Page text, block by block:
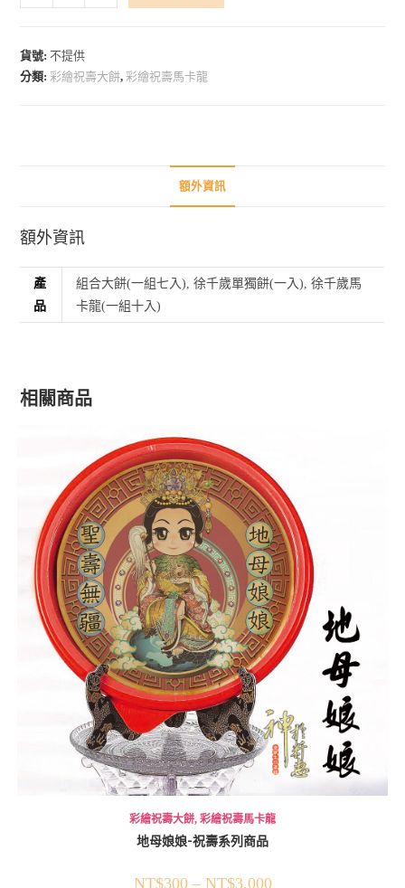
貨號:不提供
分類:彩繪祝壽大餅,彩繪祝壽馬卡龍
額外資訊
額外資訊
產
品
組合大餅(一組七入), 徐千歲單獨餅(一入), 徐千歲馬
卡龍(一組十入)
相關商品
彩繪祝壽大餅, 彩繪祝壽馬卡龍
地母娘娘-祝壽系列商品
NT$300– NT$3,000